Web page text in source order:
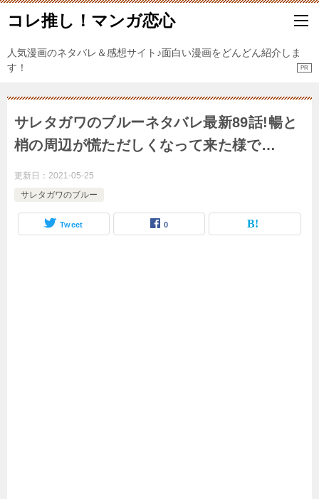
コレ推し！マンガ恋心
人気漫画のネタバレ＆感想サイト♪面白い漫画をどんどん紹介しま
す！
サレタガワのブルーネタバレ最新89話!暢と
梢の周辺が慌ただしくなって来た様で…
更新日： 2021-05-25
サレタガワのブルー
Tweet 0